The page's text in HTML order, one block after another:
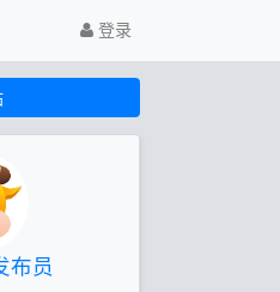
登录
布员